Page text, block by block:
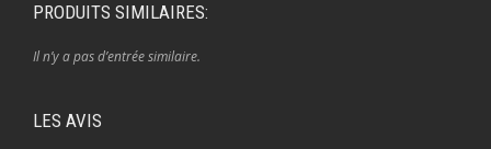
PRODUITS SIMILAIRES:
Il n’y a pas d’entrée similaire.
LES AVIS